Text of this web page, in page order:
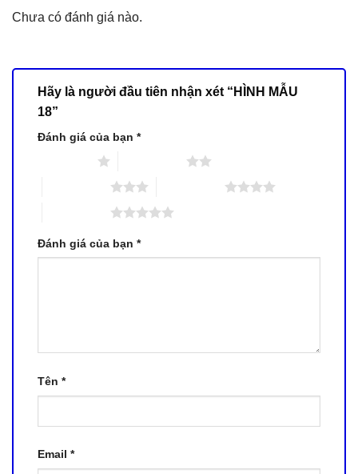
Chưa có đánh giá nào.
Hãy là người đầu tiên nhận xét “HÌNH MẪU
18”
Đánh giá của bạn *
Đánh giá của bạn *
Tên *
Email *